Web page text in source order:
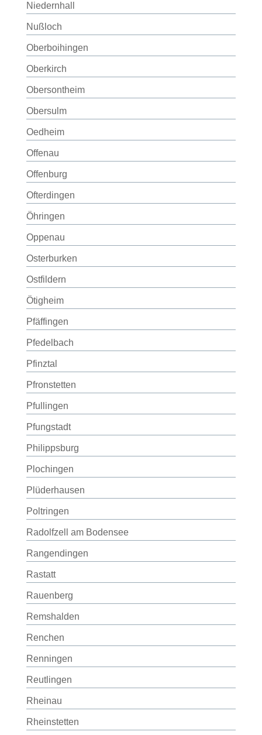
Niedernhall
Nußloch
Oberboihingen
Oberkirch
Obersontheim
Obersulm
Oedheim
Offenau
Offenburg
Ofterdingen
Öhringen
Oppenau
Osterburken
Ostfildern
Ötigheim
Pfäffingen
Pfedelbach
Pfinztal
Pfronstetten
Pfullingen
Pfungstadt
Philippsburg
Plochingen
Plüderhausen
Poltringen
Radolfzell am Bodensee
Rangendingen
Rastatt
Rauenberg
Remshalden
Renchen
Renningen
Reutlingen
Rheinau
Rheinstetten